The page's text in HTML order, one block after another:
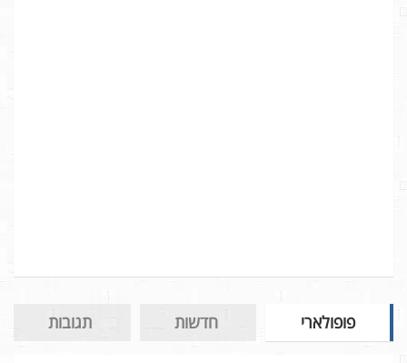
פופולארי חדשות תגובות